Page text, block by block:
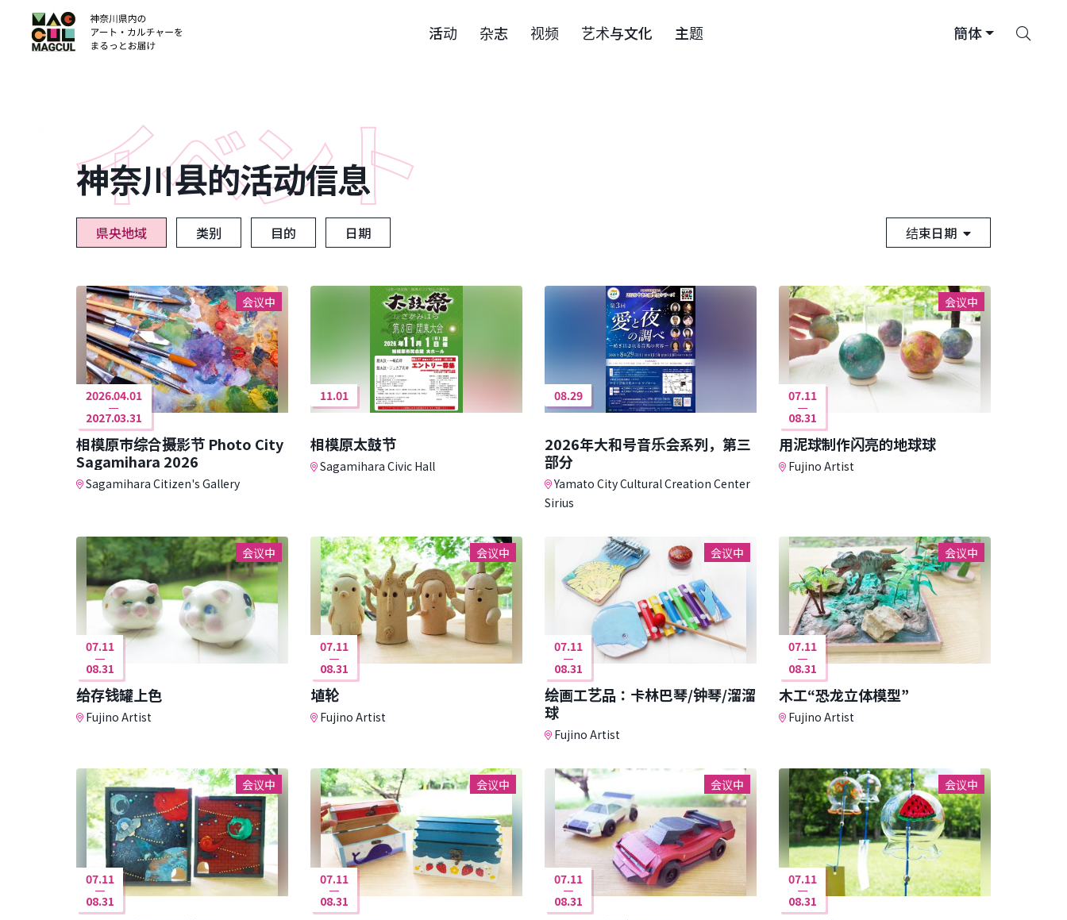
活动 杂志 视频 艺术与文化 主题 簡体
索
ン
テ
ン
神奈川县的活动信息
県央地域 类别 目的 日期 结束日期
会议中
2026.04.01
2027.03.31
相模原市综合摄影节 Photo City
Sagamihara 2026
Sagamihara Citizen's Gallery
11.01
相模原太鼓节
Sagamihara Civic Hall
08.29
2026年大和号音乐会系列，第三
部分
Yamato City Cultural Creation Center
Sirius
会议中
07.11
08.31
用泥球制作闪亮的地球球
Fujino Artist
会议中
07.11
08.31
给存钱罐上色
Fujino Artist
会议中
07.11
08.31
埴轮
Fujino Artist
会议中
07.11
08.31
绘画工艺品：卡林巴琴/钟琴/溜溜
球
Fujino Artist
会议中
07.11
08.31
木工“恐龙立体模型”
Fujino Artist
会议中
07.11
08.31
会议中
07.11
08.31
会议中
07.11
08.31
会议中
07.11
08.31